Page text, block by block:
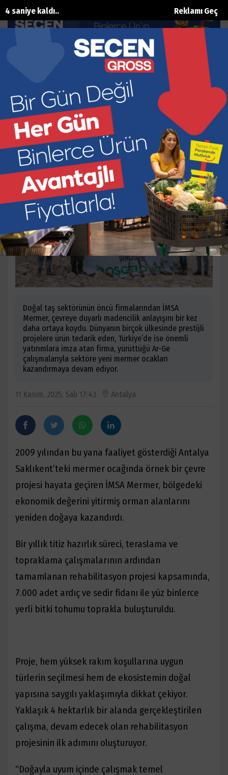
Reklamı Geç
3 saniye kaldı..
Saklıkent'te 7 bin Fidan Toprakla
Buluştu
Ana Sayfa Gündem
Doğal taş sektörünün öncü firmalarından İMSA
Mermer, çevreye duyarlı madencilik anlayışını bir kez
daha ortaya koydu. Dünyanın birçok ülkesinde prestijli
projelere ürün tedarik eden, Türkiye’de ise önemli
yatırımlara imza atan firma, yürüttüğü Ar-Ge
çalışmalarıyla sektöre yeni mermer ocakları
kazandırmaya devam ediyor.
11 Kasım, 2025, Salı 17:43 Antalya
2009 yılından bu yana faaliyet gösterdiği Antalya
Saklıkent’teki mermer ocağında örnek bir çevre
projesi hayata geçiren İMSA Mermer, bölgedeki
ekonomik değerini yitirmiş orman alanlarını
yeniden doğaya kazandırdı.
Bir yıllık titiz hazırlık süreci, teraslama ve
topraklama çalışmalarının ardından
tamamlanan rehabilitasyon projesi kapsamında,
7.000 adet ardıç ve sedir fidanı ile yüz binlerce
yerli bitki tohumu toprakla buluşturuldu.
Proje, hem yüksek rakım koşullarına uygun
türlerin seçilmesi hem de ekosistemin doğal
yapısına saygılı yaklaşımıyla dikkat çekiyor.
Yaklaşık 4 hektarlık bir alanda gerçekleştirilen
çalışma, devam edecek olan rehabilitasyon
projesinin ilk adımını oluşturuyor.
“Doğayla uyum içinde çalışmak temel